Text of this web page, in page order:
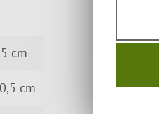
cm
cm